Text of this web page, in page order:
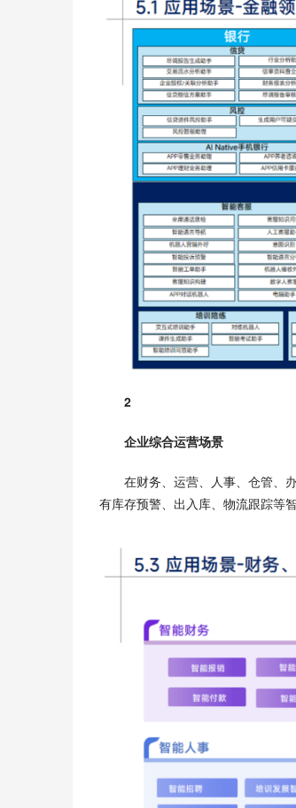
2
企业综合运营场景
在财务、运营、人事、仓管、
有库存预警、出入库、物流跟踪等